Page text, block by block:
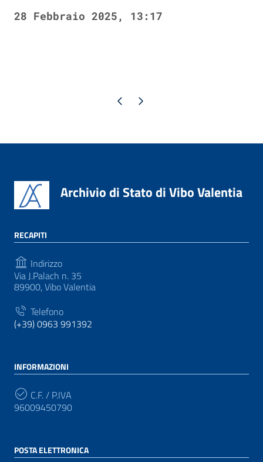
28 Febbraio 2025, 13:17
Pagina precedente
Pagina successiva
Archivio di Stato di Vibo Valentia
RECAPITI
Indirizzo
Via J.Palach n. 35
89900, Vibo Valentia
Telefono
(+39) 0963 991392
INFORMAZIONI
C.F. / P.IVA
96009450790
POSTA ELETTRONICA